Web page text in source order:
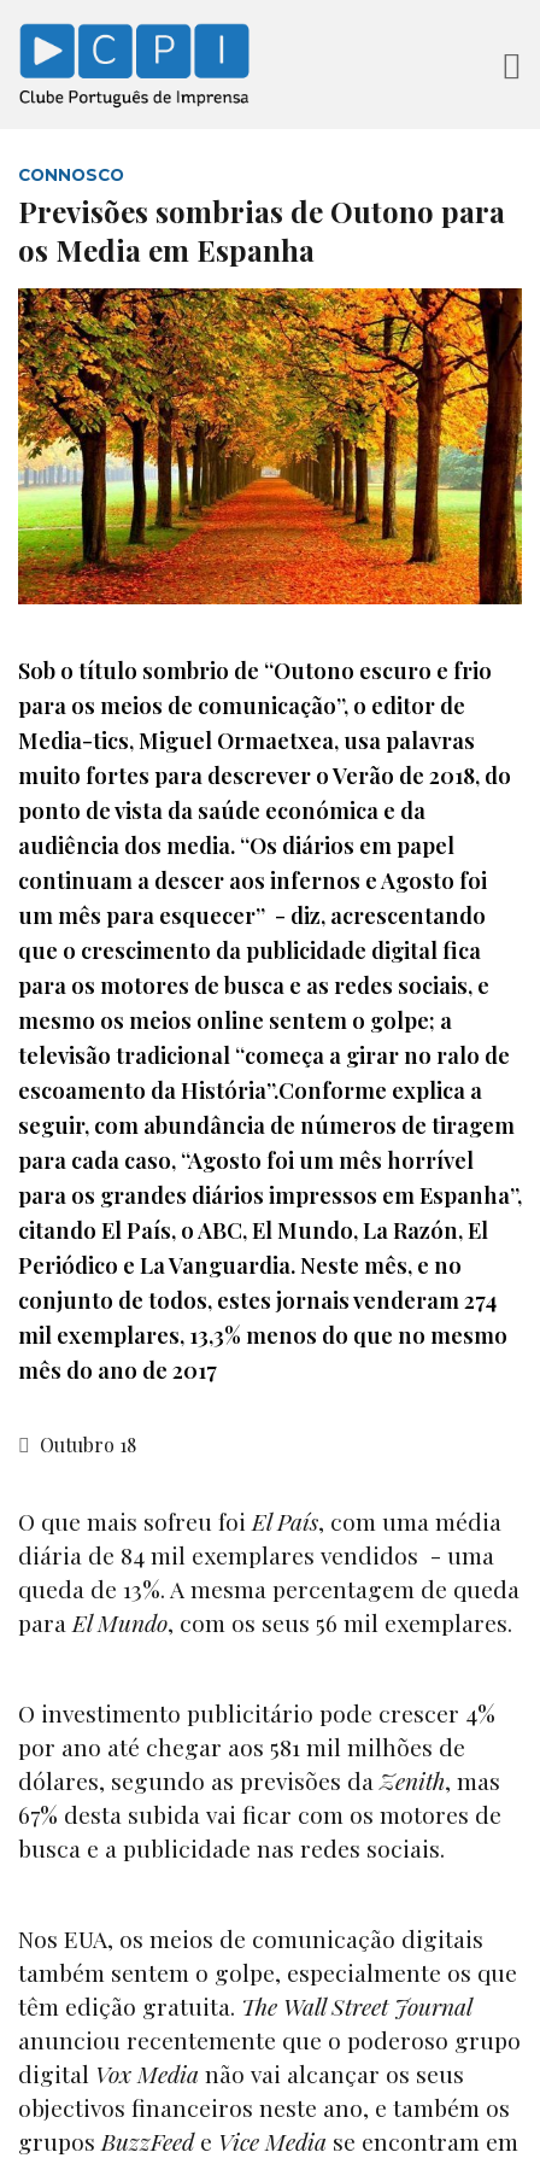
CONNOSCO
Previsões sombrias de Outono para
os Media em Espanha
Sob o título sombrio de “Outono escuro e frio
para os meios de comunicação”, o editor de
Media-tics, Miguel Ormaetxea, usa palavras
muito fortes para descrever o Verão de 2018, do
ponto de vista da saúde económica e da
audiência dos media. “Os diários em papel
continuam a descer aos infernos e Agosto foi
um mês para esquecer” - diz, acrescentando
que o crescimento da publicidade digital fica
para os motores de busca e as redes sociais, e
mesmo os meios online sentem o golpe; a
televisão tradicional “começa a girar no ralo de
escoamento da História”.Conforme explica a
seguir, com abundância de números de tiragem
para cada caso, “Agosto foi um mês horrível
para os grandes diários impressos em Espanha”,
citando El País, o ABC, El Mundo, La Razón, El
Periódico e La Vanguardia. Neste mês, e no
conjunto de todos, estes jornais venderam 274
mil exemplares, 13,3% menos do que no mesmo
mês do ano de 2017
Outubro 18
O que mais sofreu foi El País, com uma média
diária de 84 mil exemplares vendidos - uma
queda de 13%. A mesma percentagem de queda
para El Mundo, com os seus 56 mil exemplares.
O investimento publicitário pode crescer 4%
por ano até chegar aos 581 mil milhões de
dólares, segundo as previsões daZenith, mas
67% desta subida vai ficar com os motores de
busca e a publicidade nas redes sociais.
Nos EUA, os meios de comunicação digitais
também sentem o golpe, especialmente os que
têm edição gratuita. The Wall Street Journal
anunciou recentemente que o poderoso grupo
digital Vox Media não vai alcançar os seus
objectivos financeiros neste ano, e também os
grupos BuzzFeede Vice Media se encontram em